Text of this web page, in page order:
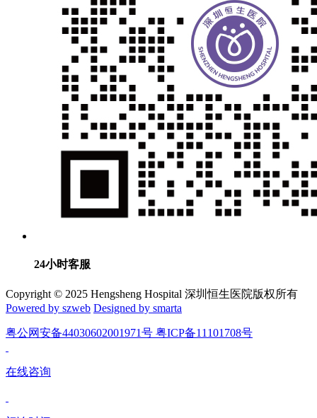
24小时客服
Copyright © 2025 Hengsheng Hospital 深圳恒生医院版权所有
Powered by szweb Designed by smarta
粤公网安备44030602001971号 粤ICP备11101708号
在线咨询